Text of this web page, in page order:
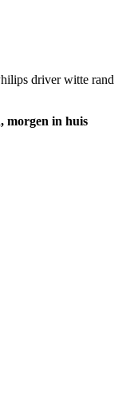
driver witte rand
morgen in huis